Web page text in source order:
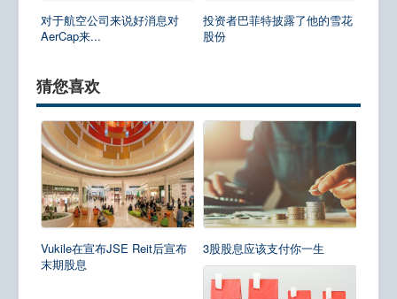
对于航空公司来说好消息对
AerCap来...
投资者巴菲特披露了他的雪花
股份
猜您喜欢
Vukile在宣布JSE Reit后宣布
末期股息
3股股息应该支付你一生